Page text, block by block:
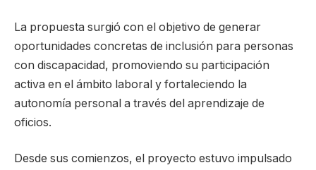
La propuesta surgió con el objetivo de generar
oportunidades concretas de inclusión para personas
con discapacidad, promoviendo su participación
activa en el ámbito laboral y fortaleciendo la
autonomía personal a través del aprendizaje de
oficios.
Desde sus comienzos, el proyecto estuvo impulsado